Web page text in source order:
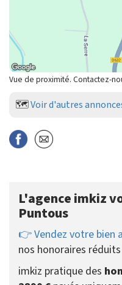
Vue de proximité. Contactez-
🗺️Voir d'autres
L'agence imkiz
Puntous
👉 Vendez votre bien
nos honoraires
imkiz pratique des